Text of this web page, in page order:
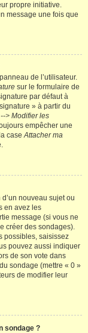
propre initiative.
message une fois que
de l’utilisateur.
sur le formulaire de
par défaut à
» à partir du
> Modifier les
empêcher une
caseAttacher ma
nouveau sujet ou
en avez les
message (si vous ne
créer des sondages).
possibles, saisissez
pouvez aussi indiquer
de son vote dans
sondage (mettre « 0 »
de modifier leur
sondage ?